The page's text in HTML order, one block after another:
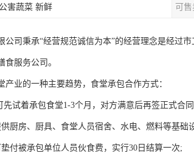
害蔬菜 新鲜 可
公司秉承“经营规范诚信为本”的经营理念是经过
服务公司。
业的一种主要趋势，食堂承包合作方式：
先试着承包食堂1-3个月，对方满意后再签正式合
厨房、厨具、食堂人员宿舍、水电、燃料等基础
付被承包单位人员伙食费，实行30日结算一次;